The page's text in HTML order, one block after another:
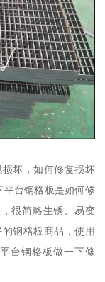
坏，如何修复损坏
平台钢格板是如何修
很简略生锈、易变
钢格板商品，使用
台钢格板做一下修